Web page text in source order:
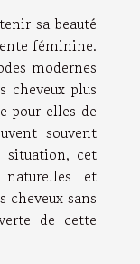
sa beauté
féminine.
modernes
cheveux plus
pour elles de
souvent
situation, cet
et
cheveux sans
de cette